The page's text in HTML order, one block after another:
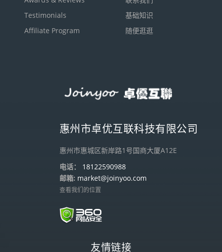
Testimonials
Affiliate Program
基础知识
随便逛逛
惠州市卓优互联科技有限公司
惠州市惠城区新岸路1号国商大厦A12E
电话：
18122590988
邮箱: market@joinyoo.com
查看我们的位置
友情链接